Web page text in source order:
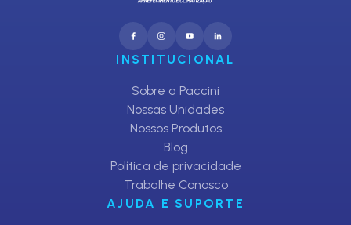
INSTITUCIONAL
Sobre a Paccini
Nossas Unidades
Nossos Produtos
Blog
Política de privacidade
Trabalhe Conosco
AJUDA E SUPORTE